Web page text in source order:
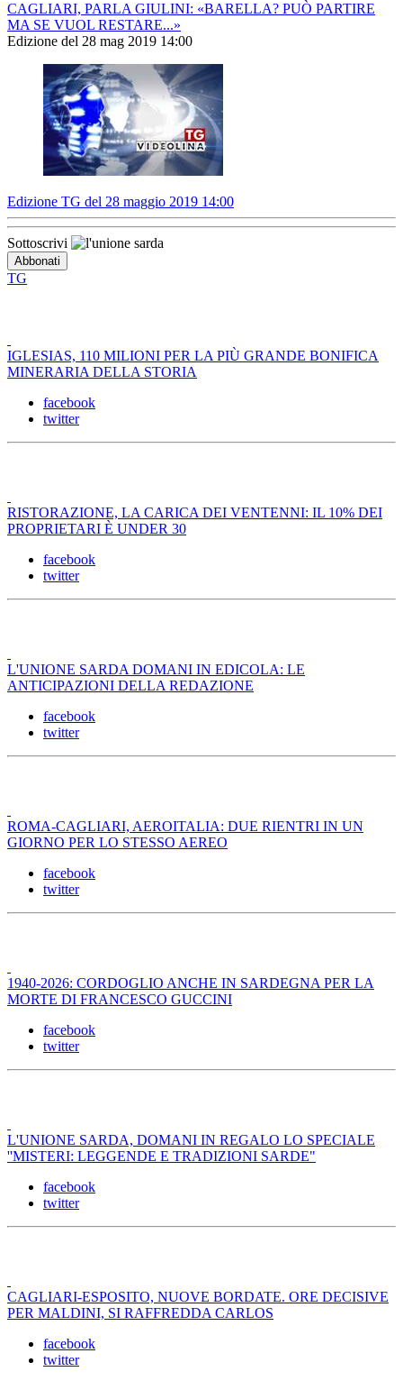
CAGLIARI, PARLA GIULINI: «BARELLA? PUÒ PARTIRE
MA SE VUOL RESTARE...»
Edizione del 28 mag 2019 14:00
Edizione TG del 28 maggio 2019 14:00
Sottoscrivi
TG
IGLESIAS, 110 MILIONI PER LA PIÙ GRANDE BONIFICA
MINERARIA DELLA STORIA
facebook
twitter
RISTORAZIONE, LA CARICA DEI VENTENNI: IL 10% DEI
PROPRIETARI È UNDER 30
facebook
twitter
L'UNIONE SARDA DOMANI IN EDICOLA: LE
ANTICIPAZIONI DELLA REDAZIONE
facebook
twitter
ROMA-CAGLIARI, AEROITALIA: DUE RIENTRI IN UN
GIORNO PER LO STESSO AEREO
facebook
twitter
1940-2026: CORDOGLIO ANCHE IN SARDEGNA PER LA
MORTE DI FRANCESCO GUCCINI
facebook
twitter
L'UNIONE SARDA, DOMANI IN REGALO LO SPECIALE
''MISTERI: LEGGENDE E TRADIZIONI SARDE"
facebook
twitter
CAGLIARI-ESPOSITO, NUOVE BORDATE. ORE DECISIVE
PER MALDINI, SI RAFFREDDA CARLOS
facebook
twitter